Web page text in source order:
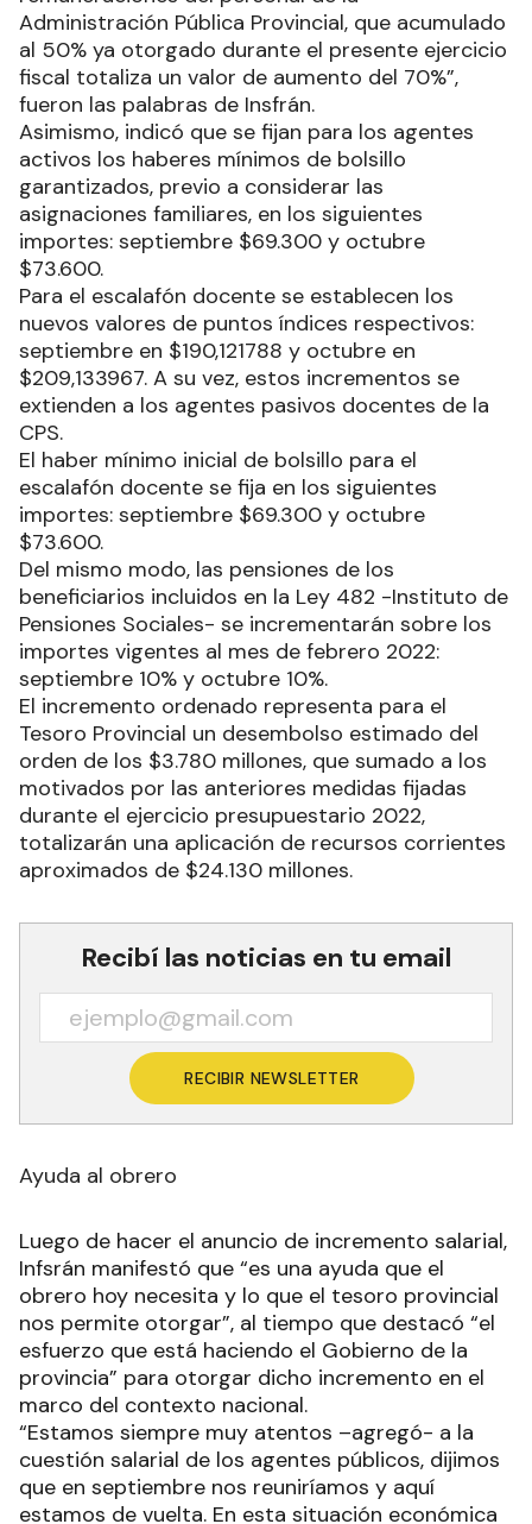
Administración Pública Provincial, que acumulado
al 50% ya otorgado durante el presente ejercicio
fiscal totaliza un valor de aumento del 70%”,
fueron las palabras de Insfrán.
Asimismo, indicó que se fijan para los agentes
activos los haberes mínimos de bolsillo
garantizados, previo a considerar las
asignaciones familiares, en los siguientes
importes: septiembre $69.300 y octubre
$73.600.
Para el escalafón docente se establecen los
nuevos valores de puntos índices respectivos:
septiembre en $190,121788 y octubre en
$209,133967. A su vez, estos incrementos se
extienden a los agentes pasivos docentes de la
CPS.
El haber mínimo inicial de bolsillo para el
escalafón docente se fija en los siguientes
importes: septiembre $69.300 y octubre
$73.600.
Del mismo modo, las pensiones de los
beneficiarios incluidos en la Ley 482 -Instituto de
Pensiones Sociales- se incrementarán sobre los
importes vigentes al mes de febrero 2022:
septiembre 10% y octubre 10%.
El incremento ordenado representa para el
Tesoro Provincial un desembolso estimado del
orden de los $3.780 millones, que sumado a los
motivados por las anteriores medidas fijadas
durante el ejercicio presupuestario 2022,
totalizarán una aplicación de recursos corrientes
aproximados de $24.130 millones.
Recibí las noticias en tu email
RECIBIR NEWSLETTER
Ayuda al obrero
Luego de hacer el anuncio de incremento salarial,
Infsrán manifestó que “es una ayuda que el
obrero hoy necesita y lo que el tesoro provincial
nos permite otorgar”, al tiempo que destacó “el
esfuerzo que está haciendo el Gobierno de la
provincia” para otorgar dicho incremento en el
marco del contexto nacional.
“Estamos siempre muy atentos –agregó- a la
cuestión salarial de los agentes públicos, dijimos
que en septiembre nos reuniríamos y aquí
estamos de vuelta. En esta situación económica